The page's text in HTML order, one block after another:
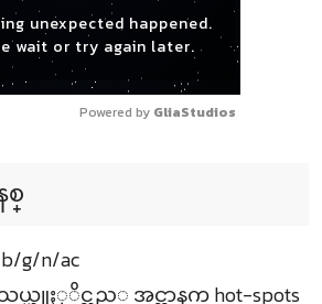
unexpected happened.
wait or try again later.
Powered by GliaStudios
စ္
b/g/n/ac
ယူႏုိင္သည့္ အင္တာနက္ hot-spots